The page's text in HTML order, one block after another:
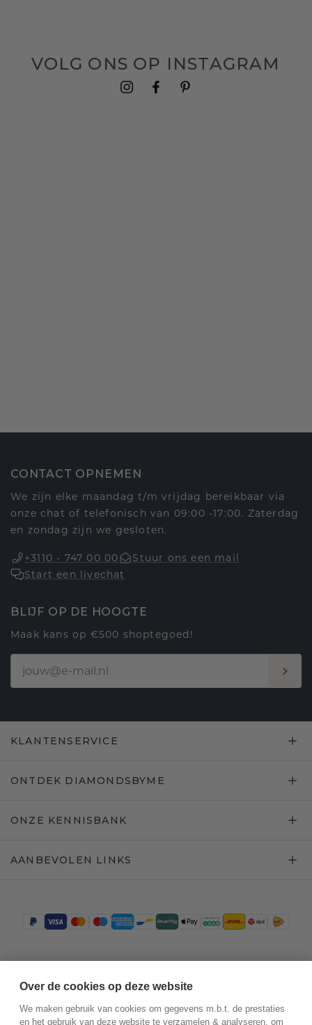
VOLG ONS OP INSTAGRAM
CONTACT OPNEMEN
We zijn elke maandag t/m vrijdag bereikbaar via
onze chat of telefonisch van 09:00 -17:00. Zaterdag
en zondag zijn we gesloten.
+3110 - 747 00 00
Stuur ons een mail
Start een livechat
BLIJF OP DE HOOGTE
Maak kans op €500 shoptegoed!
KLANTENSERVICE
ONTDEK DIAMONDSBYME
ONZE KENNISBANK
AANBEVOLEN LINKS
Over de cookies op deze website
We maken gebruik van cookies om gegevens m.b.t. de prestaties
en het gebruik van deze website te verzamelen & analyseren, om